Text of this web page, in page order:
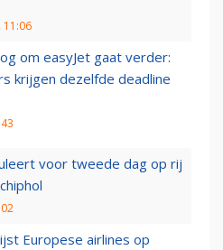
11:06
om easyJet gaat verder:
krijgen dezelfde deadline
voor tweede dag op rij
Europese airlines op